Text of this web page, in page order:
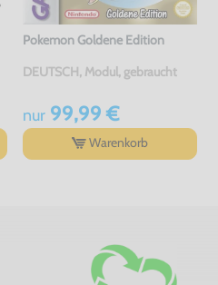
Pokemon Goldene Edition
DEUTSCH, Modul, gebraucht
nur99,99 €
Warenkorb